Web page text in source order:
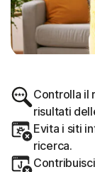
Controlla il
risultati
Evita i siti
ricerca.